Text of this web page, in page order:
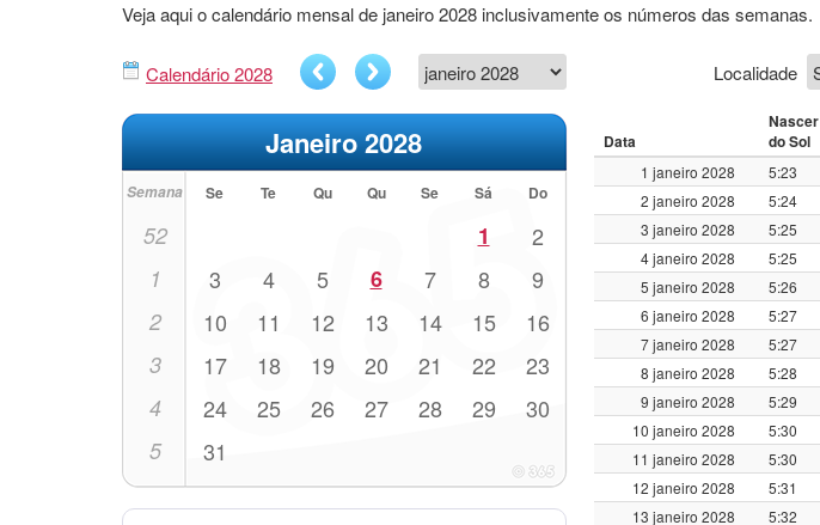
Veja aqui o calendário mensal de janeiro 2028 inclusivamente os números das semanas.
Calendário 2028
Janeiro 2028
Semana Se Te Qu Qu Se Sá Do
52 1 2
1 3 4 5 6 7 8 9
2 10 11 12 13 14 15 16
3 17 18 19 20 21 22 23
4 24 25 26 27 28 29 30
5 31
Localidade
Data
Nascer
do Sol
1 janeiro 2028 5:23
2 janeiro 2028
5:24
3 janeiro 2028
5:25
4 janeiro 2028
5:25
5 janeiro 2028
5:26
6 janeiro 2028
5:27
7 janeiro 2028
5:27
8 janeiro 2028
5:28
9 janeiro 2028
5:29
10 janeiro 2028
5:30
11 janeiro 2028
5:30
12 janeiro 2028
5:31
13 janeiro 2028
5:32